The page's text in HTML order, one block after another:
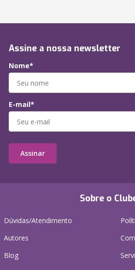
Sobre o
Dúvidas/Atendimento
Autores
Blog
Assine a nossa newsletter
Nome*
E-mail*
Assinar